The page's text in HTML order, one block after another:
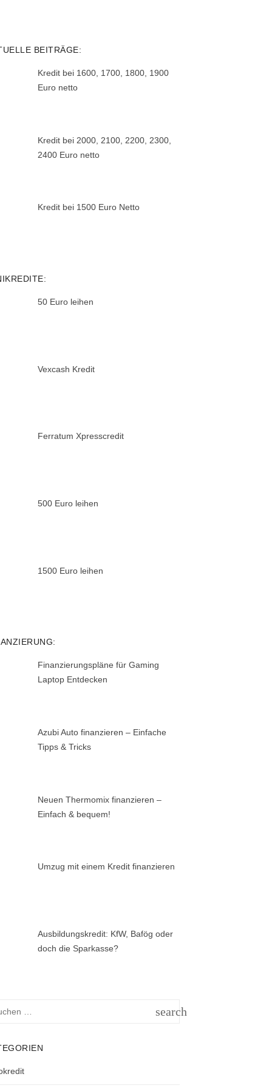
BEITRÄGE:
Kredit bei 1600, 1700, 1800, 1900
Euro netto
Kredit bei 2000, 2100, 2200, 2300,
2400 Euro netto
Kredit bei 1500 Euro Netto
50 Euro leihen
Vexcash Kredit
Ferratum Xpresscredit
500 Euro leihen
1500 Euro leihen
Finanzierungspläne für Gaming
Laptop Entdecken
Azubi Auto finanzieren – Einfache
Tipps & Tricks
Neuen Thermomix finanzieren –
Einfach & bequem!
Umzug mit einem Kredit finanzieren
Ausbildungskredit: KfW, Bafög oder
doch die Sparkasse?
search